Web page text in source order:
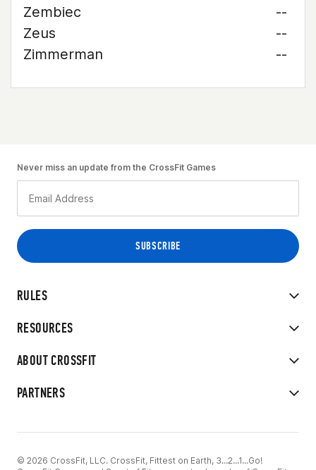
Zembiec
--
Zeus
--
Zimmerman
--
RULES
RESOURCES
ABOUT CROSSFIT
PARTNERS
Never miss an update from the CrossFit Games
© 2026 CrossFit, LLC. CrossFit, Fittest on Earth, 3...2...1...Go!